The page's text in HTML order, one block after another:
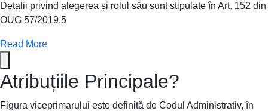
Detalii privind alegerea și rolul său sunt stipulate în Art. 152 din
OUG 57/2019.5
Read More
Atribuțiile Principale?
Figura viceprimarului este definită de Codul Administrativ, în